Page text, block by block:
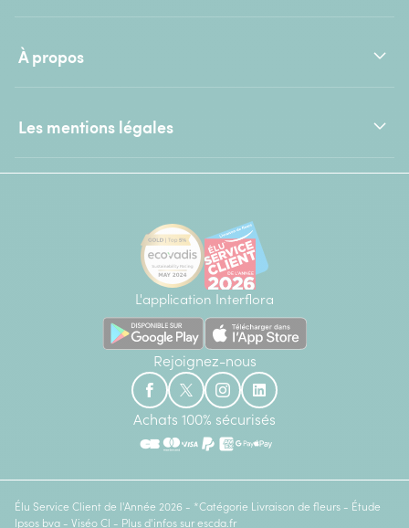
À propos
Les mentions légales
L'application Interflora
Rejoignez-nous
Achats 100% sécurisés
Élu Service Client de l'Année 2026 - *Catégorie Livraison de fleurs - Étude
Ipsos bva - Viséo CI - Plus d'infos sur escda.fr